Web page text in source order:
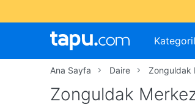
Ana Sayfa Daire Zonguldak
Zonguldak